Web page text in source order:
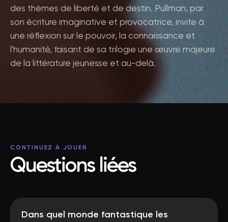
des thèmes de liberté et de destin. Pullman, par
son écriture imaginative et provocatrice, invite à
une réflexion sur le pouvoir, la connaissance et
l'humanité, faisant de sa trilogie une œuvre majeure
de la littérature jeunesse et au-delà.
CONTINUEZ À JOUER
Questions liées
Dans quel monde fantastique les